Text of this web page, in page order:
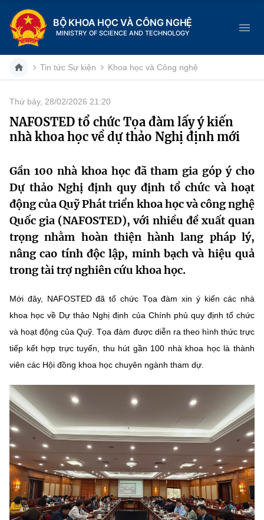
BỘ KHOA HỌC VÀ CÔNG NGHỆ
MINISTRY OF SCIENCE AND TECHNOLOGY
Danh mục
Trang chủ
Giới thiệu
Chức năng nhiệm vụ
Cơ cấu tổ chức
Lịch sử phát triển
Tin tức sự kiện
Khoa học và Công nghệ
Đổi mới sáng tạo
Bưu chính, Viễn thông
Sở hữu trí tuệ
Tiêu chuẩn, đo lường, chất lượng
Năng lượng nguyên tử
Tin tổng hợp
Tin địa phương
Dịch vụ công
Hệ thống văn bản
Văn bản QPPL
Lấy ý kiến người dân về dự thảo VBQPPL
MST IOFFICE
THỐNG KÊ
Khoa học và Công nghệ
Đổi mới sáng tạo
Bưu chính, Viễn thông
Sở hữu trí tuệ
Tiêu chuẩn, đo lường, chất lượng
Năng lượng nguyên tử
Multimedia
Videos
Infographic
Ảnh
Voice
Nhiệm vụ trọng tâm
Tin tức Sự kiện Khoa học và Công nghệ
Thứ bảy, 28/02/2026 21:20
NAFOSTED tổ chức Tọa đàm lấy ý kiến
nhà khoa học về dự thảo Nghị định mới
Gần 100 nhà khoa học đã tham gia góp ý cho
Dự thảo Nghị định quy định tổ chức và hoạt
động của Quỹ Phát triển khoa học và công nghệ
Quốc gia (NAFOSTED), với nhiều đề xuất quan
trọng nhằm hoàn thiện hành lang pháp lý,
nâng cao tính độc lập, minh bạch và hiệu quả
trong tài trợ nghiên cứu khoa học.
Mới đây, NAFOSTED đã tổ chức Tọa đàm xin ý kiến các nhà
khoa học về Dự thảo Nghị định của Chính phủ quy định tổ chức
và hoạt động của Quỹ. Tọa đàm được diễn ra theo hình thức trực
tiếp kết hợp trực tuyến, thu hút gần 100 nhà khoa học là thành
viên các Hội đồng khoa học chuyên ngành tham dự.